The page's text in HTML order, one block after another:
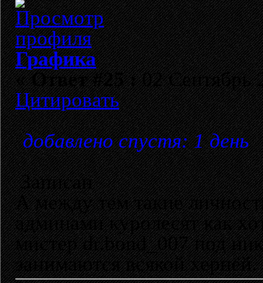
Графика
«Ответ #25 :02 Сентябрь
Цитировать
добавлено спустя: 1 день
Записан
А между тем такие
админами куролесят как
мистер dr.bond_007 под
занимаются всякой